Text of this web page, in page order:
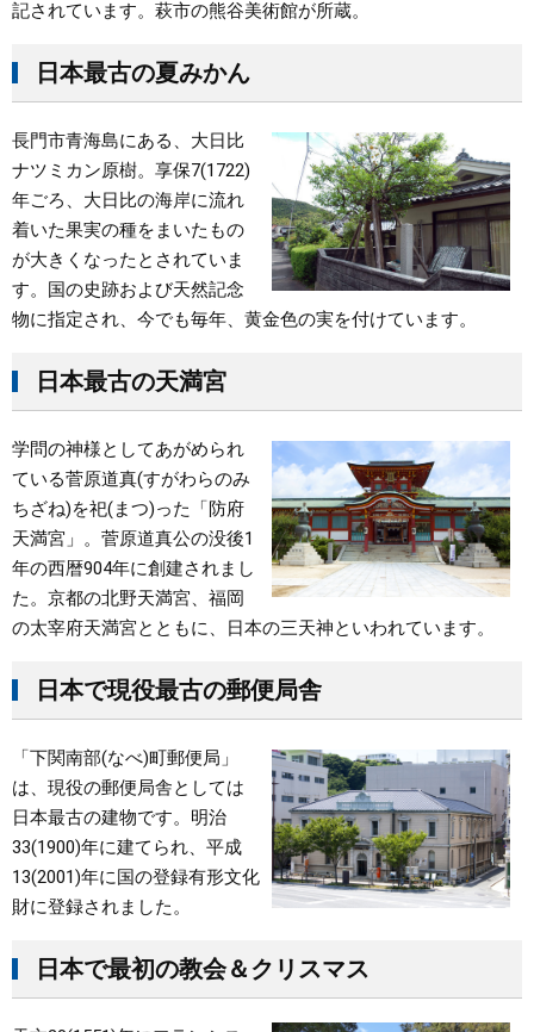
記されています。萩市の熊谷美術館が所蔵。
日本最古の夏みかん
長門市青海島にある、大日比
ナツミカン原樹。享保7(1722)
年ごろ、大日比の海岸に流れ
着いた果実の種をまいたもの
が大きくなったとされていま
す。国の史跡および天然記念
物に指定され、今でも毎年、黄金色の実を付けています。
日本最古の天満宮
学問の神様としてあがめられ
ている菅原道真(すがわらのみ
ちざね)を祀(まつ)った「防府
天満宮」。菅原道真公の没後1
年の西暦904年に創建されまし
た。京都の北野天満宮、福岡
の太宰府天満宮とともに、日本の三天神といわれています。
日本で現役最古の郵便局舎
「下関南部(なべ)町郵便局」
は、現役の郵便局舎としては
日本最古の建物です。明治
33(1900)年に建てられ、平成
13(2001)年に国の登録有形文化
財に登録されました。
日本で最初の教会＆クリスマス